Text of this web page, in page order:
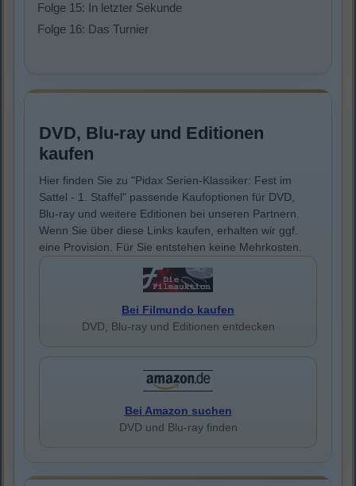
Folge 15: In letzter Sekunde
Folge 16: Das Turnier
DVD, Blu-ray und Editionen
kaufen
Hier finden Sie zu "Pidax Serien-Klassiker: Fest im
Sattel - 1. Staffel" passende Kaufoptionen für DVD,
Blu-ray und weitere Editionen bei unseren Partnern.
Wenn Sie über diese Links kaufen, erhalten wir ggf.
eine Provision. Für Sie entstehen keine Mehrkosten.
Bei Filmundo kaufen
DVD, Blu-ray und Editionen entdecken
Bei Amazon suchen
DVD und Blu-ray finden